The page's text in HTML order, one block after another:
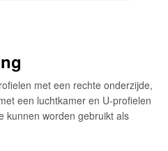
met een rechte onderzijde,
een luchtkamer en U-profielen
kunnen worden gebruikt als